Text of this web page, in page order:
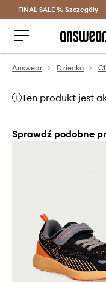
FINAL SALE % Szczegóły
Answear Dziecko
Ten produkt jest
Sprawdź podobne